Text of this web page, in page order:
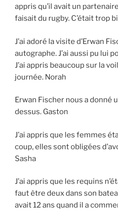
appris qu’il avait un
faisait du rugby. C’était trop
J’ai adoré la visite d’Erwan
autographe. J’ai aussi pu lui
J’ai appris beaucoup sur la
journée. Norah
Erwan Fischer nous a donné
dessus. Gaston
J’ai appris que les femmes
coup, elles sont obligées
Sasha
J’ai appris que les requins
faut être deux dans son
avait 12 ans quand il a